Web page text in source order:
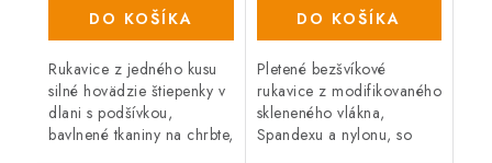
DO KOŠÍKA
Rukavice z jedného kusu
silné hovädzie štiepenky v
dlani s podšívkou,
bavlnené tkaniny na chrbte,
DO KOŠÍKA
Pletené bezšvíkové
rukavice z modifikovaného
skleneného vlákna,
Spandexu a nylonu, so